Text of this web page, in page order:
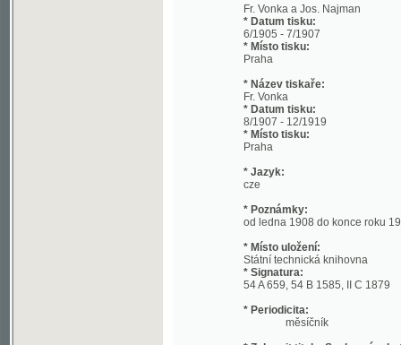
* Název tiskaře:
Fr. Vonka
* Datum tisku:
8/1907 - 12/1919
Praha
* Jazyk:
* Poznámky:
od ledna 1908 do konce roku 1914
* Místo uložení:
Státní technická knihovna
54 A 659, 54 B 1585, II C 1879
* Periodicita:
měsíčník
Zobrazit titul v Souborném katalogu
* URI: